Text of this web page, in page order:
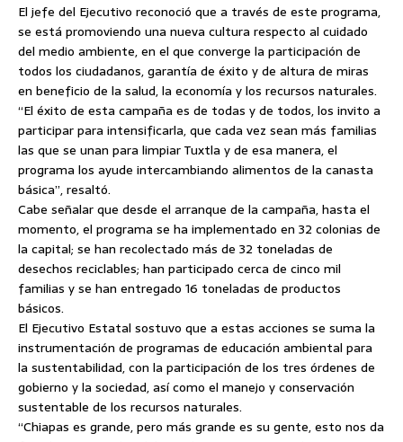
El jefe del Ejecutivo reconoció que a través de este programa,
se está promoviendo una nueva cultura respecto al cuidado
del medio ambiente, en el que converge la participación de
todos los ciudadanos, garantía de éxito y de altura de miras
en beneficio de la salud, la economía y los recursos naturales.
“El éxito de esta campaña es de todas y de todos, los invito a
participar para intensificarla, que cada vez sean más familias
las que se unan para limpiar Tuxtla y de esa manera, el
programa los ayude intercambiando alimentos de la canasta
básica”, resaltó.
Cabe señalar que desde el arranque de la campaña, hasta el
momento, el programa se ha implementado en 32 colonias de
la capital; se han recolectado más de 32 toneladas de
desechos reciclables; han participado cerca de cinco mil
familias y se han entregado 16 toneladas de productos
básicos.
El Ejecutivo Estatal sostuvo que a estas acciones se suma la
instrumentación de programas de educación ambiental para
la sustentabilidad, con la participación de los tres órdenes de
gobierno y la sociedad, así como el manejo y conservación
sustentable de los recursos naturales.
“Chiapas es grande, pero más grande es su gente, esto nos da